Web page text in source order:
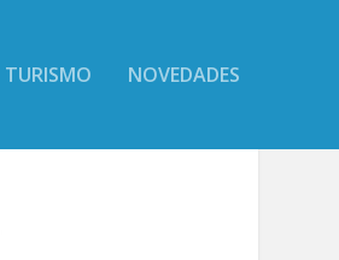
TURISMO NOVEDADES